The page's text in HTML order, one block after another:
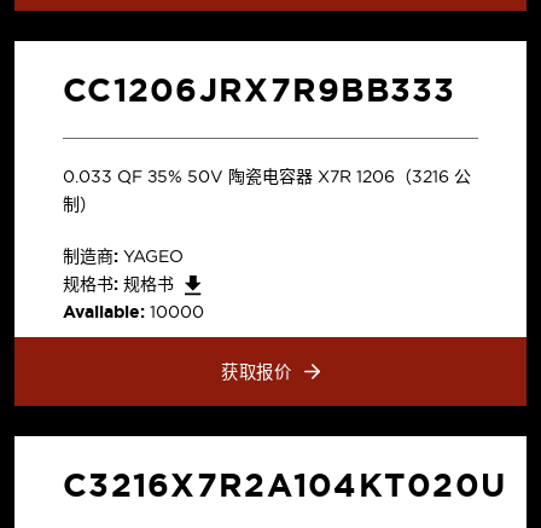
CC1206JRX7R9BB333
0.033 µF ±5% 50V 陶瓷电容器 X7R 1206（3216 公
制）
制造商: YAGEO
规格书: 规格书
Available: 10000
获取报价
C3216X7R2A104KT020U